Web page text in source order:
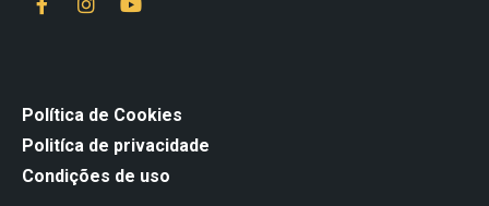
Política de Cookies
Politíca de privacidade
Condições de uso